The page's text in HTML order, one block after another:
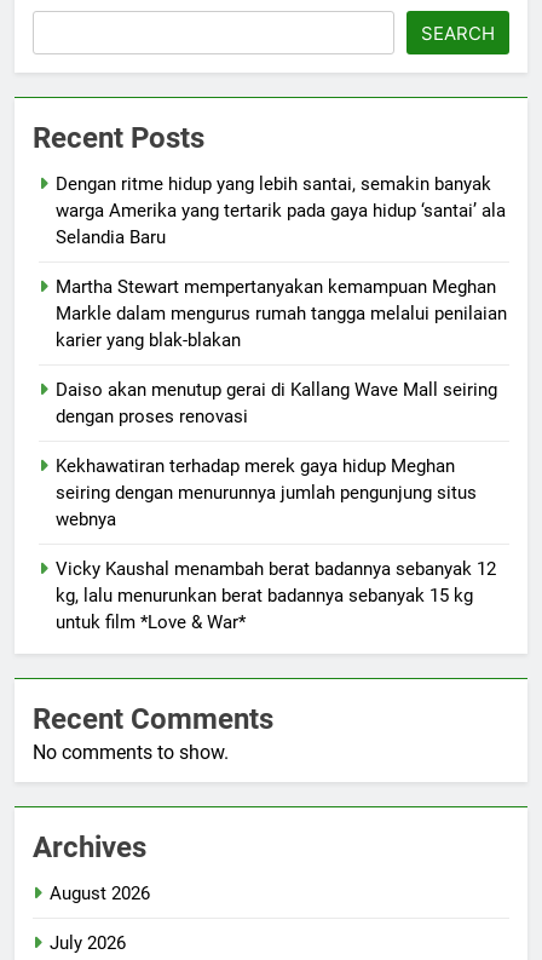
SEARCH
Recent Posts
Dengan ritme hidup yang lebih santai, semakin banyak
warga Amerika yang tertarik pada gaya hidup ‘santai’ ala
Selandia Baru
Martha Stewart mempertanyakan kemampuan Meghan
Markle dalam mengurus rumah tangga melalui penilaian
karier yang blak-blakan
Daiso akan menutup gerai di Kallang Wave Mall seiring
dengan proses renovasi
Kekhawatiran terhadap merek gaya hidup Meghan
seiring dengan menurunnya jumlah pengunjung situs
webnya
Vicky Kaushal menambah berat badannya sebanyak 12
kg, lalu menurunkan berat badannya sebanyak 15 kg
untuk film *Love & War*
Recent Comments
No comments to show.
Archives
August 2026
July 2026